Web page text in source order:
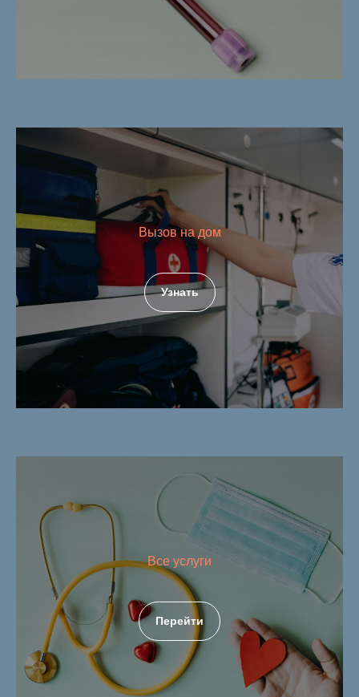
Вызов на дом
Узнать
Все услуги
Перейти